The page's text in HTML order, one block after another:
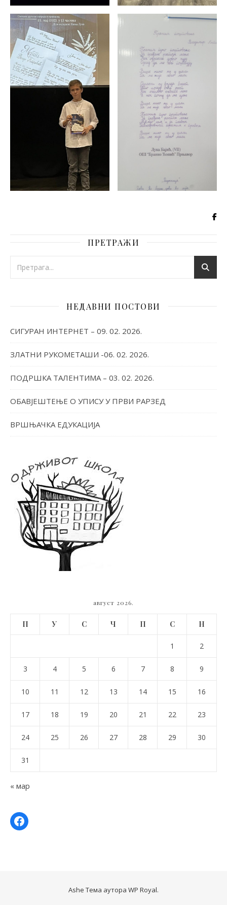
ПРЕТРАЖИ
НЕДАВНИ ПОСТОВИ
СИГУРАН ИНТЕРНЕТ – 09. 02. 2026.
ЗЛАТНИ РУКОМЕТАШИ -06. 02. 2026.
ПОДРШКА ТАЛЕНТИМА – 03. 02. 2026.
ОБАВЈЕШТЕЊЕ О УПИСУ У ПРВИ РАРЗЕД
ВРШЊАЧКА ЕДУКАЦИЈА
август 2026.
П У С Ч П С Н
1 2
3 4 5 6 7 8 9
10 11 12 13 14 15 16
17 18 19 20 21 22 23
24 25 26 27 28 29 30
31
« мар
Ashe Тема аутора WP Royal.